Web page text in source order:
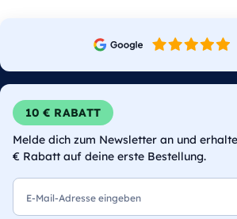
10 € RABATT
Melde dich zum Newsletter an und
€ Rabatt auf deine erste Bestellung.